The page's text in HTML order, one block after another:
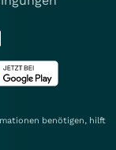
benötigen, hilft